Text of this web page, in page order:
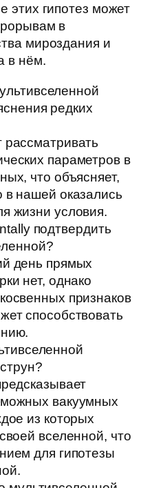
этих гипотез может
в
мироздания и
в нём.
редких
параметров в
что объясняет,
нашей оказались
жизни условия.
подтвердить
день прямых
нет, однако
признаков
способствовать
вакуумных
из которых
вселенной, что
для гипотезы